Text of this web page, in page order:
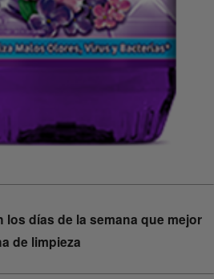
los días de la semana que mejor
de limpieza